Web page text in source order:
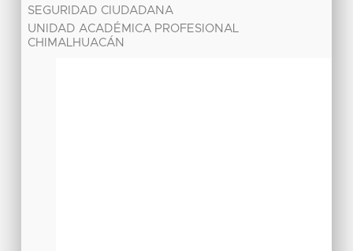
SEGURIDAD CIUDADANA
UNIDAD ACADÉMICA PROFESIONAL
CHIMALHUACÁN